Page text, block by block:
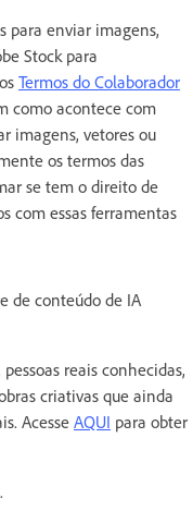
para enviar imagens,
Stock para
Termos do Colaborador
como acontece com
imagens, vetores ou
os termos das
se tem o direito de
com essas ferramentas
de conteúdo de IA
reais conhecidas,
criativas que ainda
Acesse AQUI para obter